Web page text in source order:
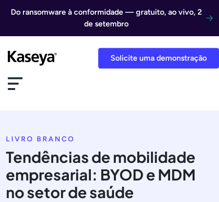
Do ransomware à conformidade — gratuito, ao vivo, 2
de setembro
Solicite uma demonstração
LIVRO BRANCO
Tendências de mobilidade
empresarial: BYOD e MDM
no setor de saúde